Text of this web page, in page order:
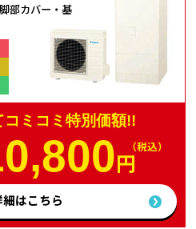
部カバー・基
コミコミ特別価額!!
円
（税込）
はこちら